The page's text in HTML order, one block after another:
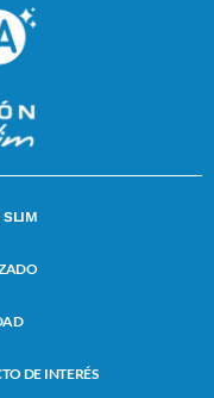
SLIM
DE INTERÉS